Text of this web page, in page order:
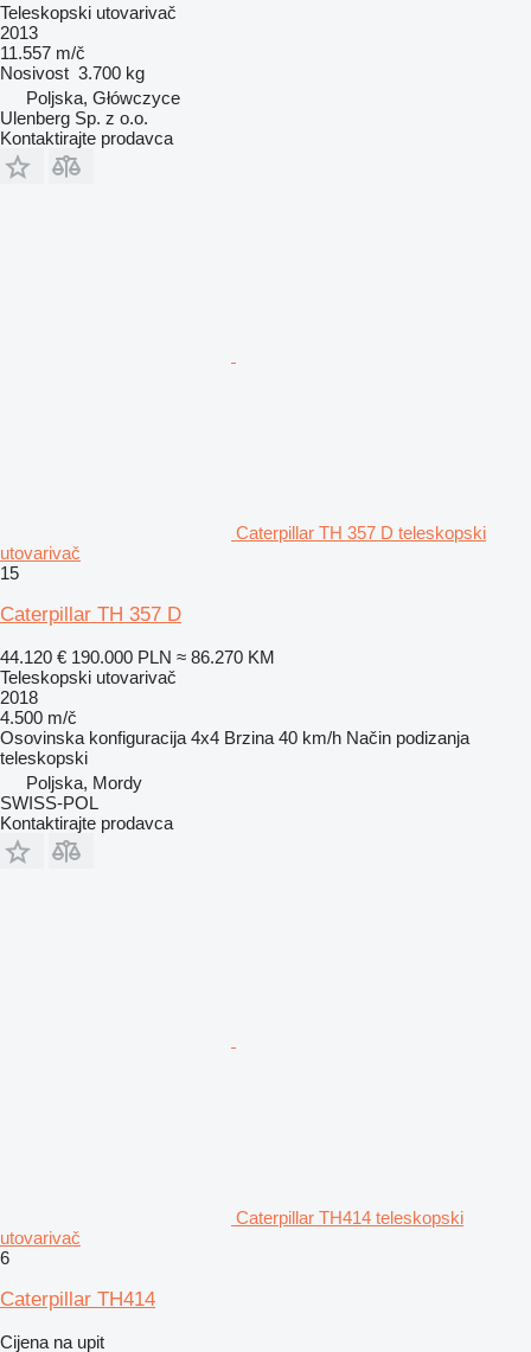
Teleskopski utovarivač
2013
11.557 m/č
Nosivost 3.700 kg
Poljska, Główczyce
Ulenberg Sp. z o.o.
Kontaktirajte prodavca
Caterpillar TH 357 D teleskopski
utovarivač
15
Caterpillar TH 357 D
44.120 € 190.000 PLN ≈ 86.270 KM
Teleskopski utovarivač
2018
4.500 m/č
Osovinska konfiguracija 4x4 Brzina 40 km/h Način podizanja
teleskopski
Poljska, Mordy
SWISS-POL
Kontaktirajte prodavca
Caterpillar TH414 teleskopski
utovarivač
6
Caterpillar TH414
Cijena na upit